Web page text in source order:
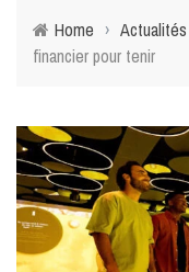
Home › Actualités
financier pour tenir